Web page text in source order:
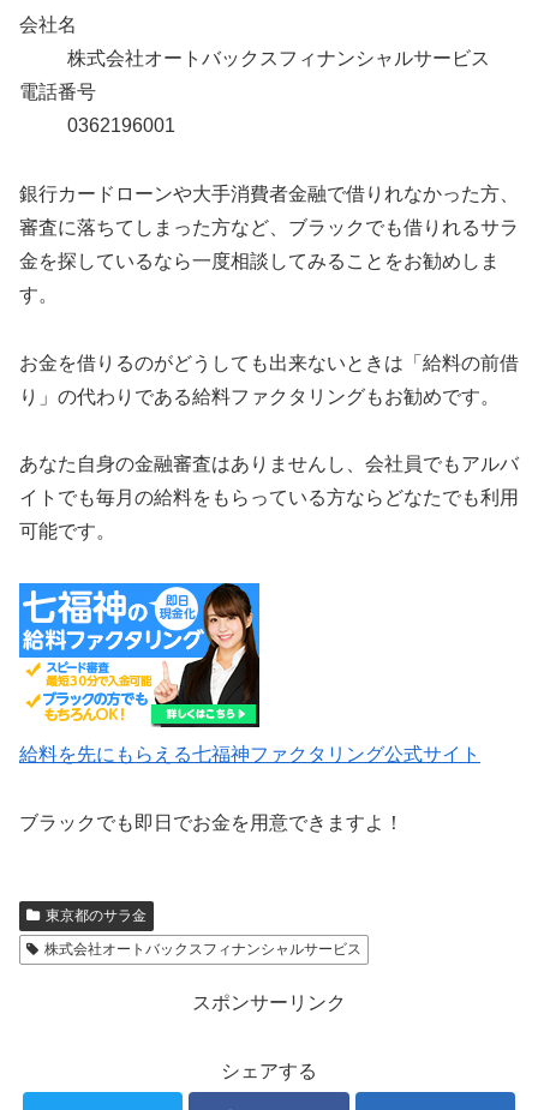
会社名
株式会社オートバックスフィナンシャルサービス
電話番号
0362196001
銀行カードローンや大手消費者金融で借りれなかった方、
審査に落ちてしまった方など、ブラックでも借りれるサラ
金を探しているなら一度相談してみることをお勧めしま
す。
お金を借りるのがどうしても出来ないときは「給料の前借
り」の代わりである給料ファクタリングもお勧めです。
あなた自身の金融審査はありませんし、会社員でもアルバ
イトでも毎月の給料をもらっている方ならどなたでも利用
可能です。
給料を先にもらえる七福神ファクタリング公式サイト
ブラックでも即日でお金を用意できますよ！
東京都のサラ金
株式会社オートバックスフィナンシャルサービス
スポンサーリンク
シェアする